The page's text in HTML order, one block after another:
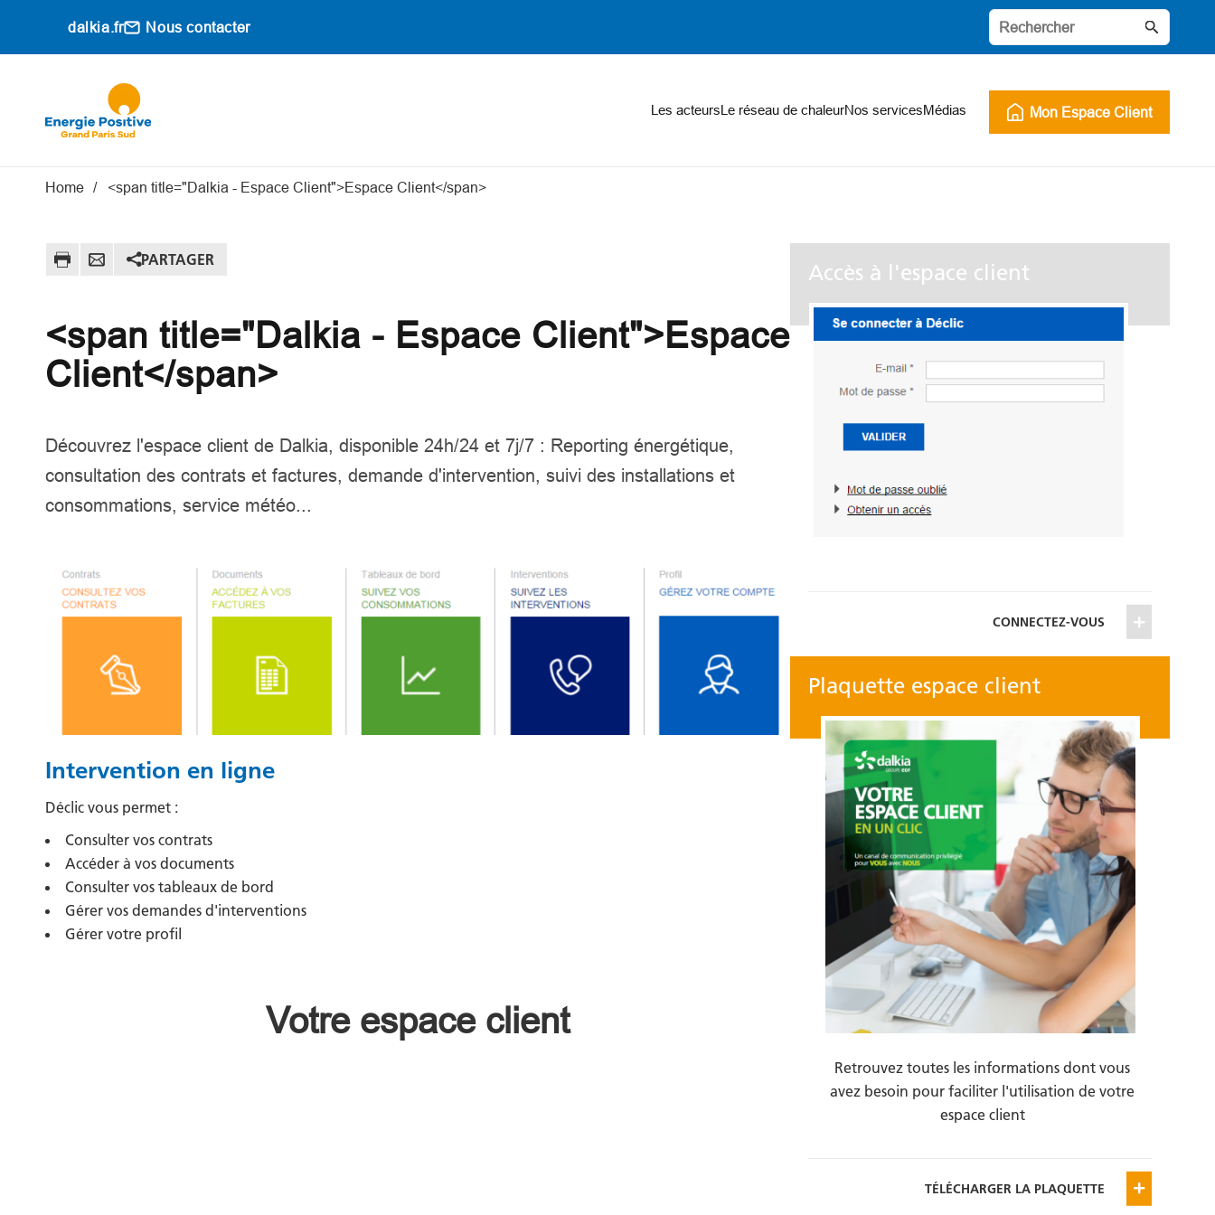
dalkia.fr Nous contacter
Les acteursLe réseau de chaleurNos servicesMédias Mon Espace Client
Fil d'Ariane
Home <span title="Dalkia - Espace Client">Espace Client</span>
PARTAGER
<span title="Dalkia - Espace Client">Espace
Client</span>
Découvrez l'espace client de Dalkia, disponible 24h/24 et 7j/7 : Reporting énergétique,
consultation des contrats et factures, demande d'intervention, suivi des installations et
consommations, service météo...
Intervention en ligne
Déclic vous permet :
Consulter vos contrats
Accéder à vos documents
Consulter vos tableaux de bord
Gérer vos demandes d'interventions
Gérer votre profil
Votre espace client
Accès à l'espace client
CONNECTEZ-VOUS
Plaquette espace client
Retrouvez toutes les informations dont vous
avez besoin pour faciliter l'utilisation de votre
espace client
TÉLÉCHARGER LA PLAQUETTE